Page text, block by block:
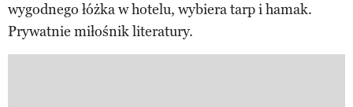
wygodnego łóżka w hotelu, wybiera tarp i hamak.
Prywatnie miłośnik literatury.